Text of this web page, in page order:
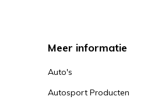
Meer informatie
Auto's
Autosport Producten